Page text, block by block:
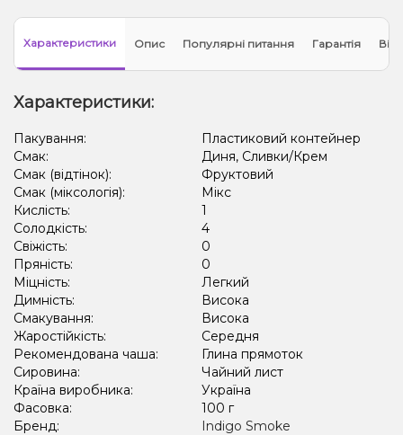
Характеристики Опис Популярні питання Гарантія
Характеристики:
Пакування:
Пластиковий контейнер
Смак:
Диня, Сливки/Крем
Смак (відтінок):
Фруктовий
Смак (міксологія):
Мікс
Кислість:
1
Солодкість:
4
Свіжість:
0
Пряність:
0
Міцність:
Легкий
Димність:
Висока
Смакування:
Висока
Жаростійкість:
Середня
Рекомендована чаша:
Глина прямоток
Сировина:
Чайний лист
Країна виробника:
Україна
Фасовка:
100 г
Бренд:
Indigo Smoke